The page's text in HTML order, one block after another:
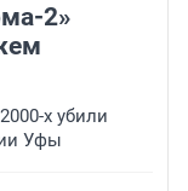
2»
х убили
Уфы